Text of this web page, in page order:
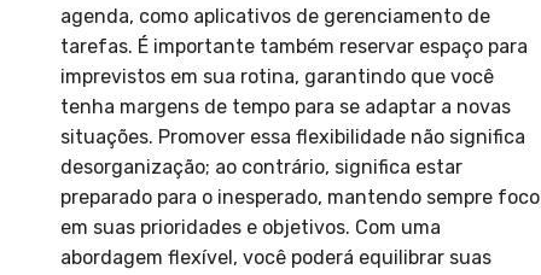
agenda, como aplicativos de gerenciamento de
tarefas. É importante também reservar espaço para
imprevistos em sua rotina, garantindo que você
tenha margens de tempo para se adaptar a novas
situações. Promover essa flexibilidade não significa
desorganização; ao contrário, significa estar
preparado para o inesperado, mantendo sempre foco
em suas prioridades e objetivos. Com uma
abordagem flexível, você poderá equilibrar suas